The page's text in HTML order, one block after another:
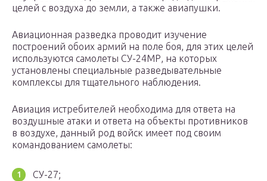
целей с воздуха до земли, а также авиапушки.
Авиационная разведка проводит изучение
построений обоих армий на поле боя, для этих целей
используются самолеты СУ-24МР, на которых
установлены специальные разведывательные
комплексы для тщательного наблюдения.
Авиация истребителей необходима для ответа на
воздушные атаки и ответа на объекты противников
в воздухе, данный род войск имеет под своим
командованием самолеты:
СУ-27;